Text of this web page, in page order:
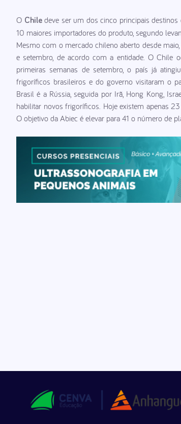
O Chile deve ser um dos cinco principais destinos
10 maiores importadores do produto, segundo
Mesmo com o mercado chileno aberto desde
e setembro, de acordo com a entidade. O Chile
primeiras semanas de setembro, o país já
frigoríficos brasileiros e do governo visitaram o
Brasil é a Rússia, seguida por Irã, Hong Kong,
habilitar novos frigoríficos. Hoje existem apenas
O objetivo da Abiec é elevar para 41 o número de